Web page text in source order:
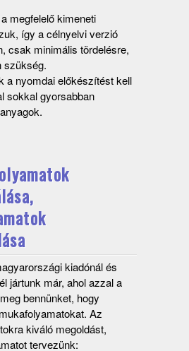
megfelelő kimeneti
így a célnyelvi verzió
csak minimális tördelésre,
szükség.
a nyomdai előkészítést kell
sokkal gyorsabban
kiadónál és
jártunk már, ahol azzal a
bennünket, hogy
Az
kiváló megoldást,
tervezünk: